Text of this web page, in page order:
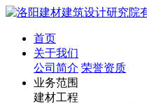
首页
关于我们
公司简介 荣誉资质
业务范围
建材工程